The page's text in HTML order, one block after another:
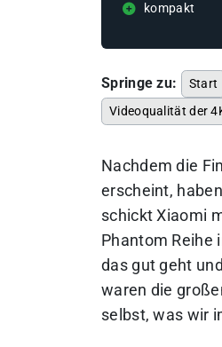
kompakt
Springe zu: Start
Videoqualität der
Nachdem die
erscheint,
schickt Xiaomi
Phantom Reihe
das gut geht
waren die
selbst, was wir